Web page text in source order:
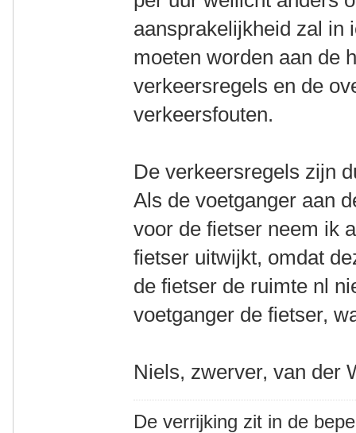
aansprakelijkheid zal in
moeten worden aan de
verkeersregels en de
verkeersfouten.
De verkeersregels zijn
Als de voetganger aan
voor de fietser neem ik
fietser uitwijkt, omdat
de fietser de ruimte nl
voetganger de fietser,
Niels, zwerver, van der
De verrijking zit in de